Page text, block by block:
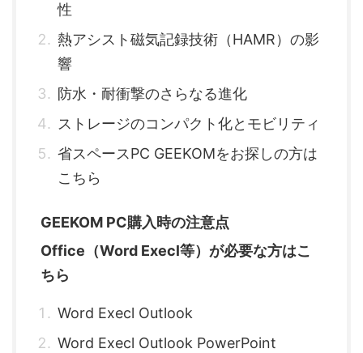
性
熱アシスト磁気記録技術（HAMR）の影
響
防水・耐衝撃のさらなる進化
ストレージのコンパクト化とモビリティ
省スペースPC GEEKOMをお探しの方は
こちら
GEEKOM PC購入時の注意点
Office（Word Execl等）が必要な方はこ
ちら
Word Execl Outlook
Word Execl Outlook PowerPoint